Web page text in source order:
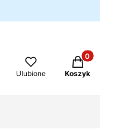
Ulubione
Produkty w
Koszyk